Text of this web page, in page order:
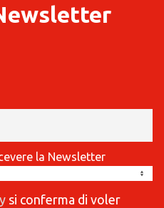
la Newsletter
si conferma di voler